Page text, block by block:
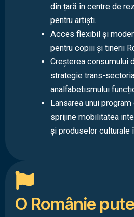
din țară în centre de
pentru artiști.
Acces flexibil și
pentru copiii și tinerii
Creșterea consumului
strategie trans-
analfabetismului
Lansarea unui
sprijine mobilitatea
și produselor culturale
O Românie